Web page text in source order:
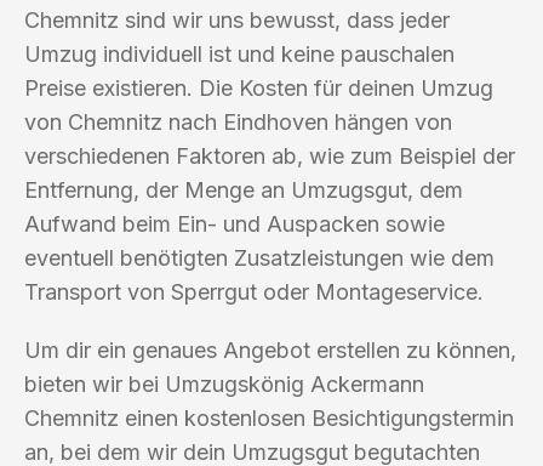
Chemnitz sind wir uns bewusst, dass jeder
Umzug individuell ist und keine pauschalen
Preise existieren. Die Kosten für deinen Umzug
von Chemnitz nach Eindhoven hängen von
verschiedenen Faktoren ab, wie zum Beispiel der
Entfernung, der Menge an Umzugsgut, dem
Aufwand beim Ein- und Auspacken sowie
eventuell benötigten Zusatzleistungen wie dem
Transport von Sperrgut oder Montageservice.
Um dir ein genaues Angebot erstellen zu können,
bieten wir bei Umzugskönig Ackermann
Chemnitz einen kostenlosen Besichtigungstermin
an, bei dem wir dein Umzugsgut begutachten